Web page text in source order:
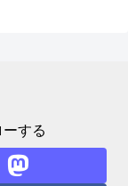
する